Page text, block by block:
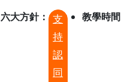
六大方針
支
持
認
同
教學時間